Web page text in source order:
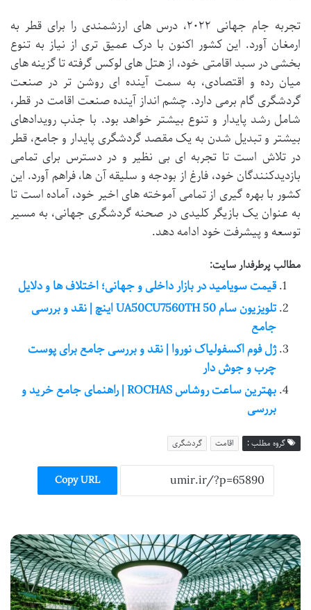
تجربه جام جهانی ۲۰۲۲، درس های ارزشمندی را برای قطر به
ارمغان آورد. این کشور اکنون با درک عمیق تری از نیاز به تنوع
بخشی در سبد اقامتی خود، از هتل های لوکس گرفته تا گزینه های
میان رده و اقتصادی، به سمت آینده ای روشن تر در صنعت
گردشگری گام برمی دارد. چشم انداز آینده صنعت اقامت در قطر،
شامل رشد پایدار و تنوع بیشتر خواهد بود. با جذب رویدادهای
بیشتر و تبدیل شدن به یک مقصد گردشگری پایدار و جامع، قطر
در تلاش است تا تجربه ای بی نظیر و در دسترس برای تمامی
بازدیدکنندگان خود، فارغ از بودجه و سلیقه آن ها، فراهم آورد. این
کشور با بهره گیری از تمامی آموخته های اخیر خود، آماده است تا
به عنوان یک بازیگر کلیدی در صحنه گردشگری جهانی، به مسیر
توسعه و پیشرفت خود ادامه دهد.
مطالب پرطرفدار سایت:
قیمت سویامید در بازار داخلی و جهانی؛ اختلاف ها و دلایل
تلویزیون سام UA50CU7560TH 50 اینچ | نقد و بررسی
جامع
ژل فوم اکسفولیاک نوروا | نقد و بررسی جامع برای پوست
چرب و جوش دار
بهترین ساعت روشاس ROCHAS | راهنمای جامع خرید و
بررسی
گروه مطلب : اقامت گردشگری
Copy URL